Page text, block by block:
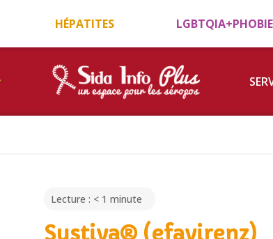
HÉPATITES LGBTQIA+PHOBIE
Lecture : < 1 minute
Sustiva® (efavirenz)